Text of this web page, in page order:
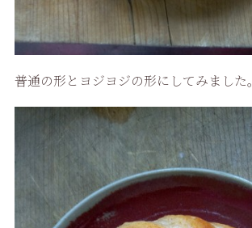
普通の形とヨジヨジの形にしてみました。